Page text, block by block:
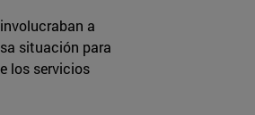
a
situación para
los servicios